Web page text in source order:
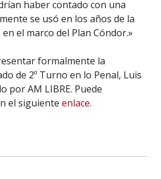
haber contado con una
se usó en los años de la
el marco del Plan Cóndor.»
formalmente la
de 2º Turno en lo Penal, Luis
por AM LIBRE. Puede
el siguiente enlace.